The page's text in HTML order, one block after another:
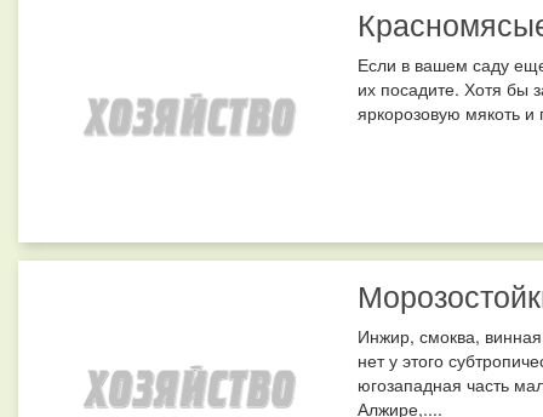
Если в вашем саду
их посадите. Хотя бы
яркорозовую мякоть
Инжир, смоква,
нет у этого
югозападная часть
Алжире,....